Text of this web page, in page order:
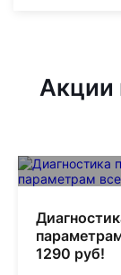
Акции
1290 руб!